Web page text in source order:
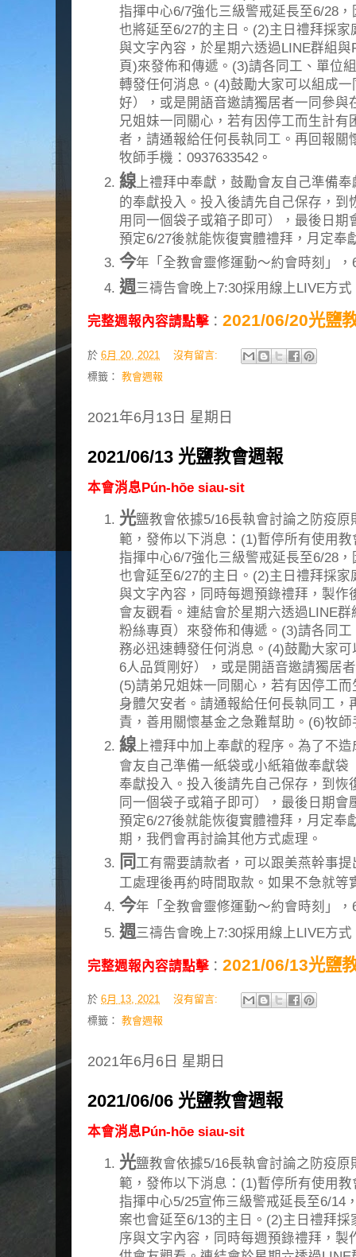
指揮中心6/7強化三級警戒延長至6/28
也將延至6/27的主日。(2)主日禮拜採
與文字內容，於星期六透過LINE群組
頁)來發佈和傳遞。(3)請各同工、單位
轉發任何消息。(4)鼓勵大家可以組成
好），或是開語音邀請獨居者一同參與
兄姐妹一同關心，若有因停工而生計
者，請通報給任何長執同工。再回報關
牧師手機：0937633542。
線 上禮拜中奉獻，鼓勵會友自己準備
的奉獻投入。投入後請先自己保存，
用同一個袋子或箱子即可），最後日
預定6/27後就能恢復實體禮拜，月定奉
今年「全教會靈修運動～約會時刻」
週三禱告會晚上7:30採用線上LIVE方
完整週報內容請點擊 ： 2021/06/20光鹽
於 6月 20, 2021
沒有留言:
標籤： 教會週報
2021年6月13日 星期日
2021/06/13 光鹽教會週報
本會消息Pún-hōe siau-sit
光鹽教會依據5/16長執會討論之防疫
範，發佈以下消息：(1)暫停所有使用
指揮中心6/7強化三級警戒延長至6/28
也會延至6/27的主日。(2)主日禮拜採
與文字內容，同時每週預錄禮拜，製作
會友觀看。連結會於星期六透過LINE
粉絲專頁）來發佈和傳遞。(3)請各同
務必迅速轉發任何消息。(4)鼓勵大家
6人品質剛好），或是開語音邀請獨居
(5)請弟兄姐妹一同關心，若有因停工
身體欠安者。請通報給任何長執同工
責，善用關懷基金之急難幫助。(6)牧師
線 上禮拜中加上奉獻的程序。為了不
會友自己準備一紙袋或小紙箱做奉獻
奉獻投入。投入後請先自己保存，到恢
同一個袋子或箱子即可），最後日期
預定6/27後就能恢復實體禮拜，月定奉
期，我們會再討論其他方式處理。
同 工有需要請款者，可以跟美燕幹事
工處理後再約時間取款。如果不急就等
今年「全教會靈修運動～約會時刻」
週三禱告會晚上7:30採用線上LIVE方
完整週報內容請點擊 ： 2021/06/13光鹽
於 6月 13, 2021
沒有留言:
標籤： 教會週報
2021年6月6日 星期日
2021/06/06 光鹽教會週報
本會消息Pún-hōe siau-sit
光鹽教會依據5/16長執會討論之防疫
範，發佈以下消息：(1)暫停所有使用
指揮中心5/25宣佈三級警戒延長至6/14
案也會延至6/13的主日。(2)主日禮拜
序與文字內容，同時每週預錄禮拜，製